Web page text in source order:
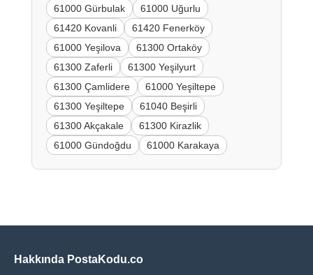
61000 Gürbulak
61000 Uğurlu
61420 Kovanli
61420 Fenerköy
61000 Yeşilova
61300 Ortaköy
61300 Zaferli
61300 Yeşilyurt
61300 Çamlidere
61000 Yeşiltepe
61300 Yeşiltepe
61040 Beşirli
61300 Akçakale
61300 Kirazlik
61000 Gündoğdu
61000 Karakaya
Hakkında PostaKodu.co